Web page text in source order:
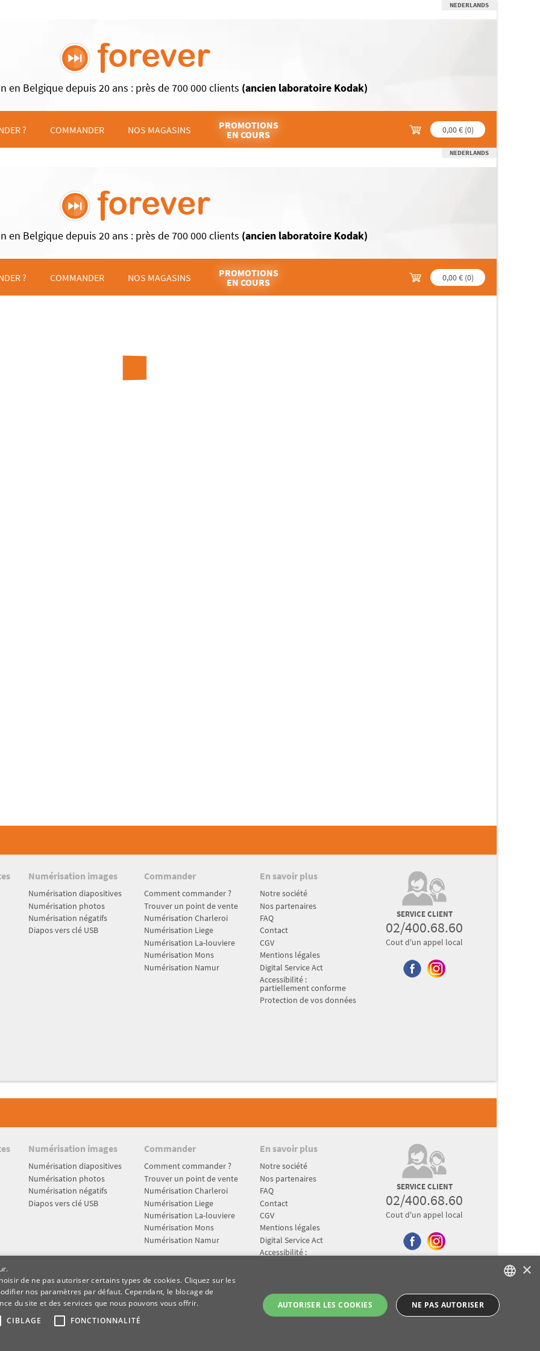
NEDERLANDS
en Belgique depuis 20 ans : près de 700 000 clients (ancien laboratoire Kodak)
? COMMANDER NOS MAGASINS
PROMOTIONS
EN COURS
0,00 €(0)
NEDERLANDS
en Belgique depuis 20 ans : près de 700 000 clients (ancien laboratoire Kodak)
? COMMANDER NOS MAGASINS
PROMOTIONS
EN COURS
0,00 €(0)
Numérisation images
Numérisation diapositives
Numérisation photos
Numérisation négatifs
Diapos vers clé USB
Commander
Comment commander ?
Trouver un point de vente
Numérisation Charleroi
Numérisation Liege
Numérisation La-louviere
Numérisation Mons
Numérisation Namur
En savoir plus
Notre société
Nos partenaires
FAQ
Contact
CGV
Mentions légales
Digital Service Act
Accessibilité :
partiellement conforme
Protection de vos données
SERVICE CLIENT
02/400.68.60
Cout d'un appel local
Numérisation images
Numérisation diapositives
Numérisation photos
Numérisation négatifs
Diapos vers clé USB
Commander
Comment commander ?
Trouver un point de vente
Numérisation Charleroi
Numérisation Liege
Numérisation La-louviere
Numérisation Mons
Numérisation Namur
En savoir plus
Notre société
Nos partenaires
FAQ
Contact
CGV
Mentions légales
Digital Service Act
Accessibilité :
SERVICE CLIENT
02/400.68.60
Cout d'un appel local
FRENCH
×
de ne pas autoriser certains types de cookies. Cliquez sur les
nos paramètres par défaut. Cependant, le blocage de
du site et des services que nous pouvons vous offrir.
CIBLAGE
FONCTIONNALITÉ
AUTORISER LES COOKIES NE PAS AUTORISER